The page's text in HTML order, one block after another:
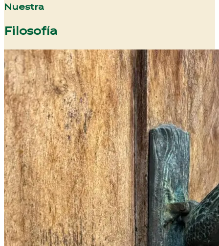
Nuestra
Filosofía